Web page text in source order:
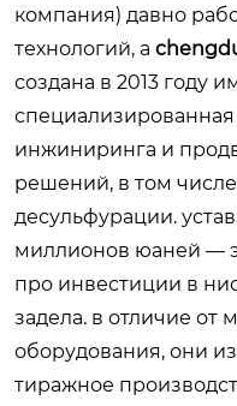
компания) давно
технологий, а
создана в 2013 году
специализированная
инжиниринга и
решений, в том
десульфурации.
миллионов юаней —
про инвестиции в
задела. в отличие от
оборудования, они
тиражное